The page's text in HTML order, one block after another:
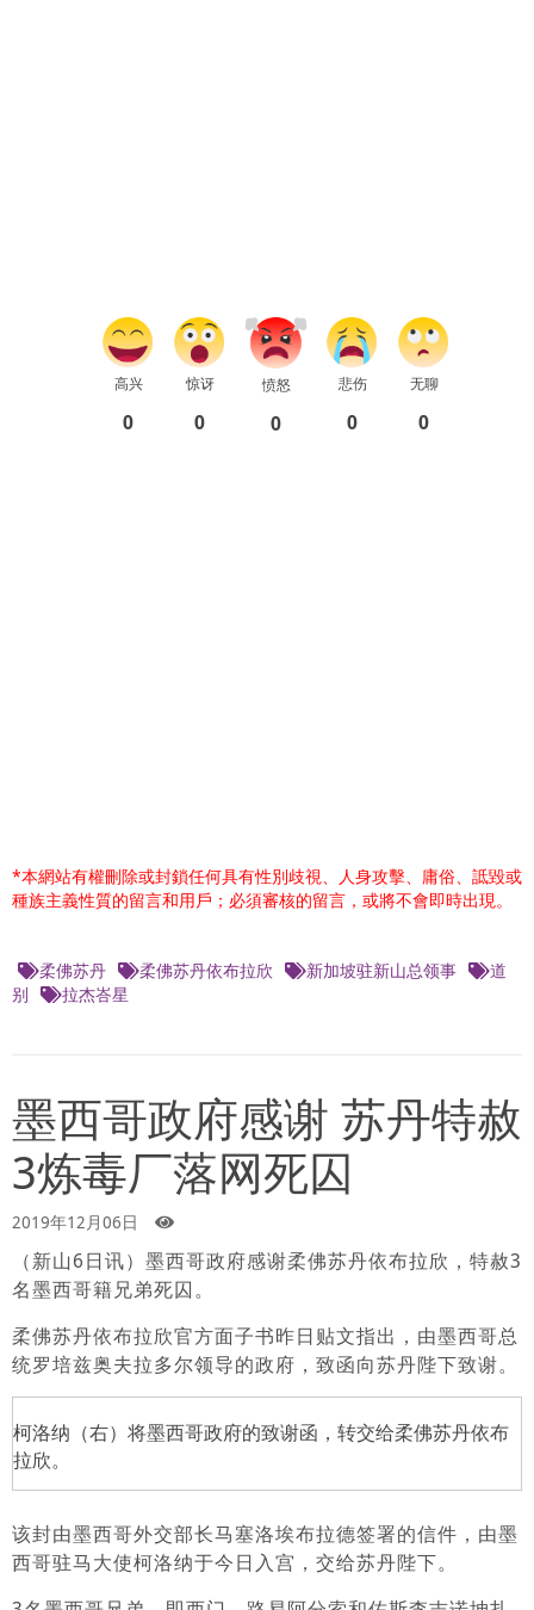
高兴
0
惊讶
0
愤怒
0
悲伤
0
无聊
0
*本網站有權刪除或封鎖任何具有性別歧視、人身攻擊、庸俗、詆毀或
種族主義性質的留言和用戶；必須審核的留言，或將不會即時出現。
柔佛苏丹 柔佛苏丹依布拉欣 新加坡驻新山总领事
道
别
拉杰峇星
墨西哥政府感谢 苏丹特赦
3炼毒厂落网死囚
2019年12月06日
（新山6日讯）墨西哥政府感谢柔佛苏丹依布拉欣，特赦3
名墨西哥籍兄弟死囚。
柔佛苏丹依布拉欣官方面子书昨日贴文指出，由墨西哥总
统罗培兹奥夫拉多尔领导的政府，致函向苏丹陛下致谢。
柯洛纳（右）将墨西哥政府的致谢函，转交给柔佛苏丹依布
拉欣。
该封由墨西哥外交部长马塞洛埃布拉德签署的信件，由墨
西哥驻马大使柯洛纳于今日入宫，交给苏丹陛下。